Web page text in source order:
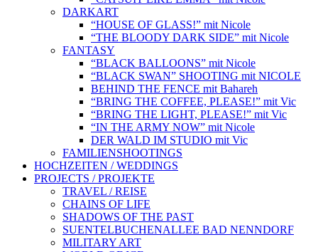
DARKART
“HOUSE OF GLASS!” mit Nicole
“THE BLOODY DARK SIDE” mit Nicole
FANTASY
“BLACK BALLOONS” mit Nicole
“BLACK SWAN” SHOOTING mit NICOLE
BEHIND THE FENCE mit Bahareh
“BRING THE COFFEE, PLEASE!” mit Vic
“BRING THE LIGHT, PLEASE!” mit Vic
“IN THE ARMY NOW” mit Nicole
DER WALD IM STUDIO mit Vic
FAMILIENSHOOTINGS
HOCHZEITEN / WEDDINGS
PROJECTS / PROJEKTE
TRAVEL / REISE
CHAINS OF LIFE
SHADOWS OF THE PAST
SUENTELBUCHENALLEE BAD NENNDORF
MILITARY ART